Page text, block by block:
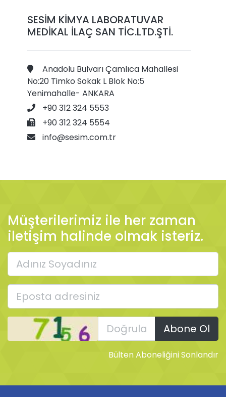
SESİM KİMYA LABORATUVAR
MEDİKAL İLAÇ SAN TİC.LTD.ŞTİ.
Anadolu Bulvarı Çamlıca Mahallesi
No:20 Timko Sokak L Blok No:5
Yenimahalle- ANKARA
+90 312 324 5553
+90 312 324 5554
info@sesim.com.tr
Müşterilerimiz ile her zaman
iletişim halinde olmak isteriz.
Bülten Aboneliğini Sonlandır